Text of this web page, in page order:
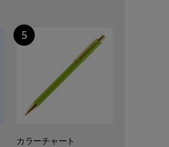
カラーチャート